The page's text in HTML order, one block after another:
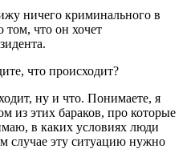
ничего криминального в
том, что он хочет
что происходит?
ну и что. Понимаете, я
из этих бараков, про которые
в каких условиях люди
случае эту ситуацию нужно